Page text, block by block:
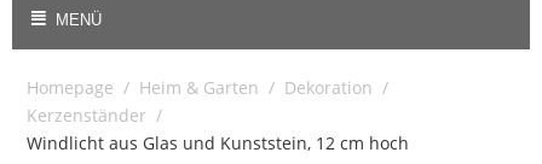
MENÜ
Homepage / Heim & Garten / Dekoration /
Kerzenständer /
Windlicht aus Glas und Kunststein, 12 cm hoch